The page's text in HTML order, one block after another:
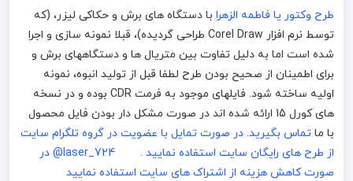
طرح وکتور یا فاطمه الزهرا با دستگاه های برش و حکاکی لیزر، (که
توسط نرم افزار Corel Draw طراحی گردیده)، قبلا نمونه سازی و اجرا
شده است اما به دلیل تفاوت بین متریال ها و دستگاههای برش و
برای اطمینان از صحیح بودن طرح لطفا قبل از تولید انبوه، نمونه
اولیه ساخته شود. فایلهای موجود به فرمت CDR بوده و در نسخه
های کورل 15 ارائه شده اند در صورت مشکل دار بودن فایل محصول
با ما تماس بگیرید. در صورت تمایل با عضویت در گروه تلگرام سایت
از طرح های رایگان سایت استفاده نمایید . laser_724@
در
صورت کاهش هزینه از اشتراک های سایت استفاده نمایید